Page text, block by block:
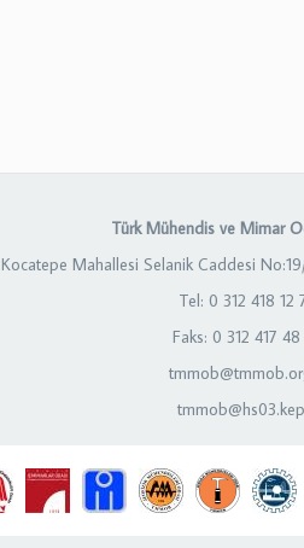
Türk Mühendis ve Mimar
Kocatepe Mahallesi Selanik Caddesi
Tel: 0 312 418 12
Faks: 0 312 417